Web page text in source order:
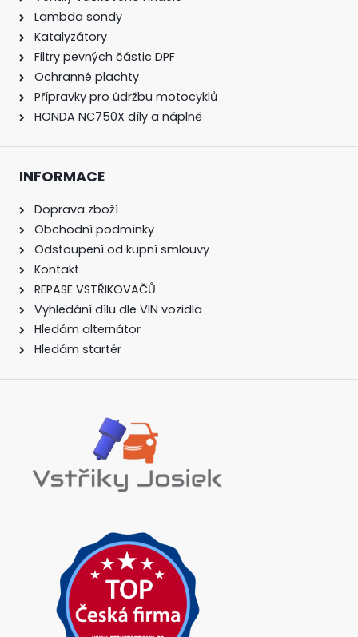
Lambda sondy
Katalyzátory
Filtry pevných částic DPF
Ochranné plachty
Přípravky pro údržbu motocyklů
HONDA NC750X díly a náplně
INFORMACE
Doprava zboží
Obchodní podmínky
Odstoupení od kupní smlouvy
Kontakt
REPASE VSTŘIKOVAČŮ
Vyhledání dílu dle VIN vozidla
Hledám alternátor
Hledám startér